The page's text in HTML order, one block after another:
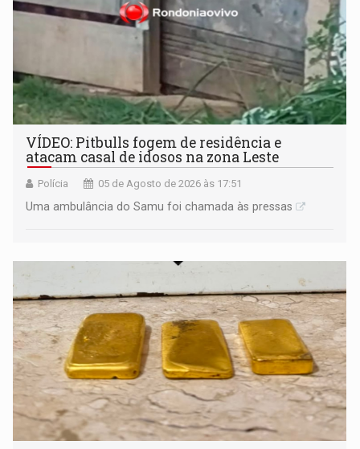
VÍDEO: Pitbulls fogem de residência e
atacam casal de idosos na zona Leste
Polícia 05 de Agosto de 2026 às 17:51
Uma ambulância do Samu foi chamada às pressas